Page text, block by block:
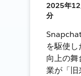
2025年12
分
を駆使
向上の
業が「旧